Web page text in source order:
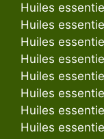
Huiles
Huiles
Huiles
Huiles
Huiles
Huiles
Huiles
Huiles